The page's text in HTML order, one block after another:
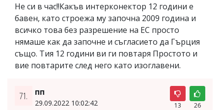
Не си в час!!Какъв интерконектор 12 години е
бавен, като строежа му започна 2009 година и
всичко това без разрешение на ЕС просто
нямаше как да започне и съгласието да Гърция
също. Тия 12 години ви ги повтаря Простото и
вие повтарите след него като изоглавени.
71. пп
29.09.2022 10:02:42 13 26